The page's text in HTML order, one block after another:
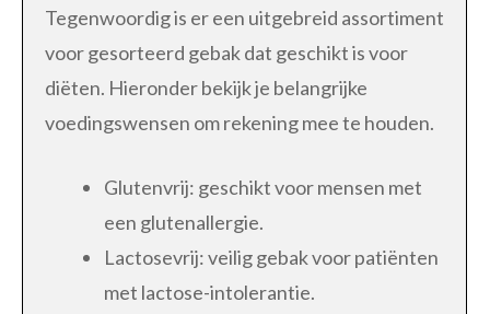
Tegenwoordig is er een uitgebreid assortiment
voor gesorteerd gebak dat geschikt is voor
diëten. Hieronder bekijk je belangrijke
voedingswensen om rekening mee te houden.
Glutenvrij: geschikt voor mensen met
een glutenallergie.
Lactosevrij: veilig gebak voor patiënten
met lactose-intolerantie.